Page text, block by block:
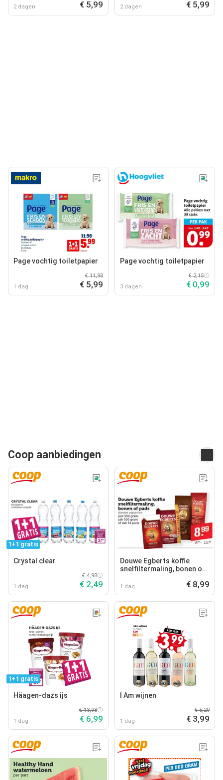
2 dagen € 5,99 2 dagen € 5,99
Page vochtig toiletpapier
1 dag
€ 11,98
€ 5,99
Page vochtig toiletpapier
3 dagen
€ 2,15
€ 0,99
Coop aanbiedingen
1+1 gratis
Crystal clear
1 dag
€ 4,98
€ 2,49
Douwe Egberts koffie
snelfiltermaling, bonen of
1 dag € 8,99
1+1 gratis
Häagen-dazs ijs
1 dag
€ 13,98
€ 6,99
I Am wijnen
1 dag
€ 5,29
€ 3,99